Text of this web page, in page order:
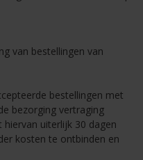
van bestellingen van
bestellingen met
bezorging vertraging
uiterlijk 30 dagen
kosten te ontbinden en